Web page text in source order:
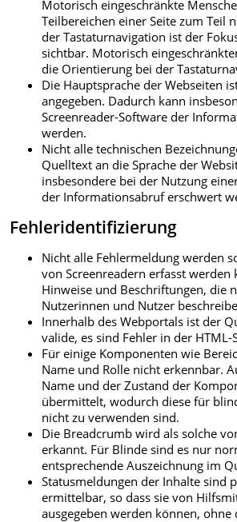
Motorisch eingeschränkte
Teilbereichen einer Seite zum Teil
der Tastaturnavigation ist der
sichtbar. Motorisch
die Orientierung bei der
Die Hauptsprache der Webseiten
angegeben. Dadurch kann
Screenreader-Software der
werden.
Nicht alle technischen
Quelltext an die Sprache der
insbesondere bei der Nutzung
der Informationsabruf erschwert
Fehleridentifizierung
Nicht alle Fehlermeldung werden
von Screenreadern erfasst
Hinweise und Beschriftungen, die
Nutzerinnen und Nutzer
Innerhalb des Webportals ist der
valide, es sind Fehler in der
Für einige Komponenten wie
Name und Rolle nicht erkennbar.
Name und der Zustand der
übermittelt, wodurch diese für
nicht zu verwenden sind.
Die Breadcrumb wird als solche
erkannt. Für Blinde sind es nur
entsprechende Auszeichnung im
Statusmeldungen der Inhalte sind
ermittelbar, so dass sie von
ausgegeben werden können, ohne